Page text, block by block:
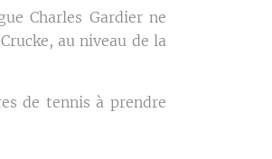
Charles Gardier ne
au niveau de la
de tennis à prendre